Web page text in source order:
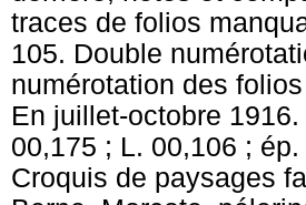
traces de folios
105. Double
numérotation des
En juillet-octobre
00,175 ; L. 00,106 ;
Croquis de paysages